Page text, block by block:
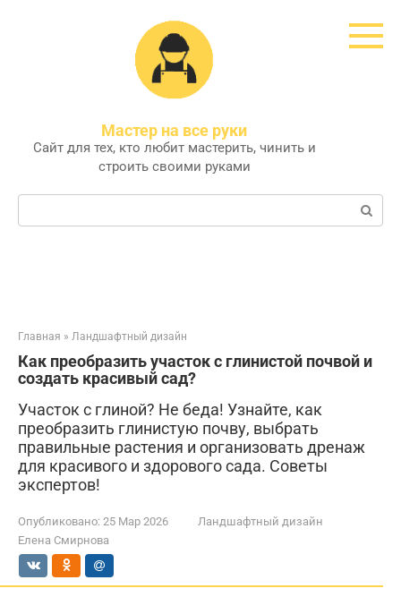
Мастер на все руки
Сайт для тех, кто любит мастерить, чинить и
строить своими руками
Поиск:
Главная » Ландшафтный дизайн
Как преобразить участок с глинистой почвой и
создать красивый сад?
Участок с глиной? Не беда! Узнайте, как
преобразить глинистую почву, выбрать
правильные растения и организовать дренаж
для красивого и здорового сада. Советы
экспертов!
Опубликовано: 25 Мар 2026
Ландшафтный дизайн
Елена Смирнова